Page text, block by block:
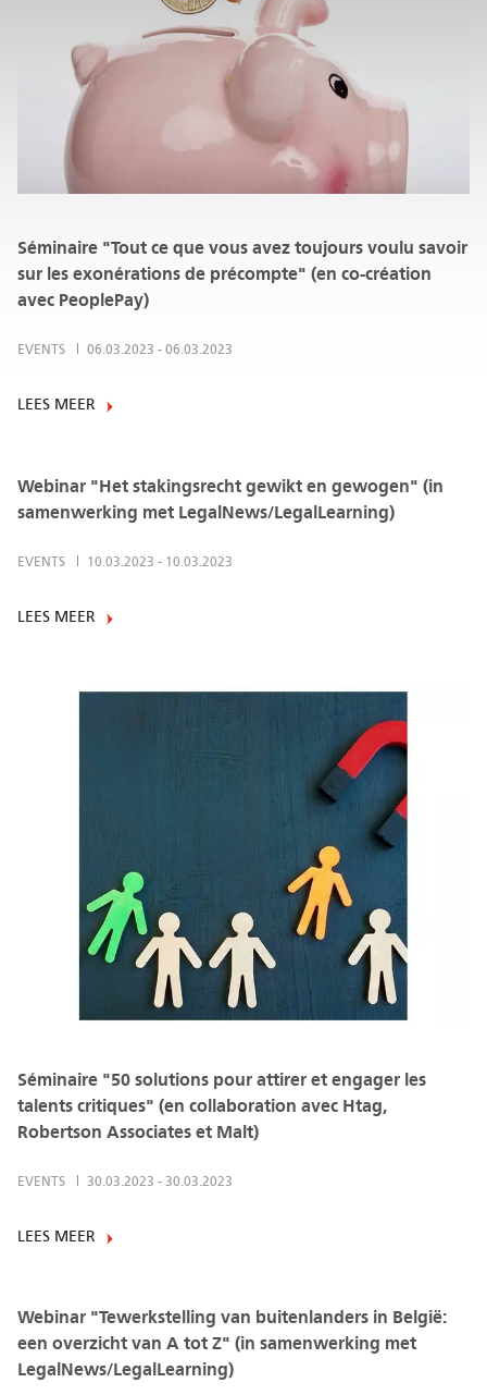
Séminaire "Tout ce que vous avez toujours voulu savoir
sur les exonérations de précompte" (en co-création
avec PeoplePay)
EVENTS 06.03.2023 - 06.03.2023
LEES MEER
Webinar "Het stakingsrecht gewikt en gewogen" (in
samenwerking met LegalNews/LegalLearning)
EVENTS 10.03.2023 - 10.03.2023
LEES MEER
Séminaire "50 solutions pour attirer et engager les
talents critiques" (en collaboration avec Htag,
Robertson Associates et Malt)
EVENTS 30.03.2023 - 30.03.2023
LEES MEER
Webinar "Tewerkstelling van buitenlanders in België:
een overzicht van A tot Z" (in samenwerking met
LegalNews/LegalLearning)